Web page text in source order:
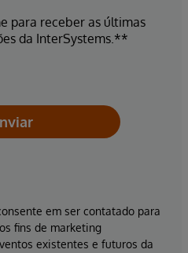
para receber as últimas
da InterSystems.**
em ser contatado para
fins de marketing
existentes e futuros da